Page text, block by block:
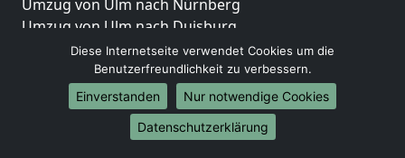
Umzug von Ulm nach Nürnberg
Umzug von Ulm nach Duisburg
Umzug von Ulm nach Bochum
Umzug von Ulm nach Wuppertal
Umzug von Ulm nach Bielefeld
Umzug von Ulm nach Bonn
Umzug von Ulm nach Münster
Diese Internetseite verwendet Cookies um die
Benutzerfreundlichkeit zu verbessern.
Einverstanden
Nur notwendige Cookies
Datenschutzerklärung